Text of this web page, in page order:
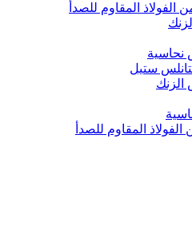
المقاوم للصدأ
ستيل
المقاوم للصدأ